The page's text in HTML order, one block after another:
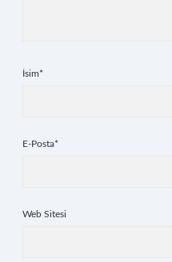
İsim*
E-Posta*
Web Sitesi